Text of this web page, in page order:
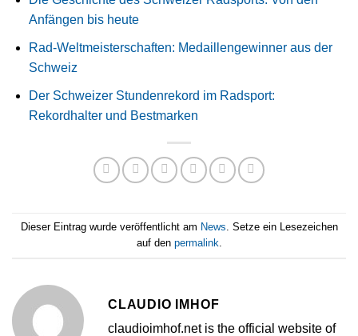
Anfängen bis heute
Rad-Weltmeisterschaften: Medaillengewinner aus der
Schweiz
Der Schweizer Stundenrekord im Radsport:
Rekordhalter und Bestmarken
Dieser Eintrag wurde veröffentlicht am News . Setze ein Lesezeichen
auf den permalink
CLAUDIO IMHOF
claudioimhof.net is the official website of